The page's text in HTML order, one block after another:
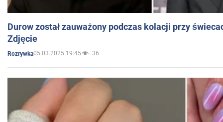
Durow został zauważony podczas kolacji przy
Zdjęcie
Rozrywka05.03.2025 19:45 36